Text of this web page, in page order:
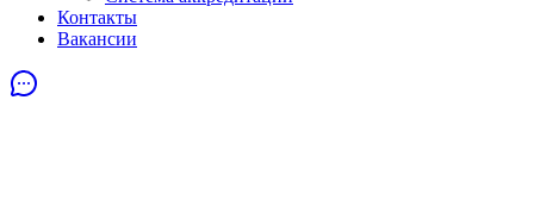
Контакты
Вакансии